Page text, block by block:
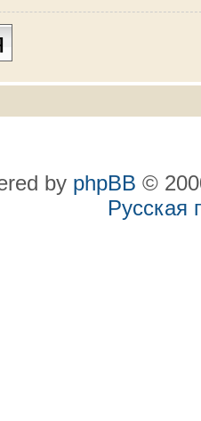
by phpBB ©
Русская